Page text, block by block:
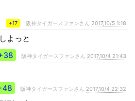
+17 阪神タイガースファンさん 2017,10/5 1:18
よっと
阪神タイガースファンさん 2017,10/4 21:43
阪神タイガースファンさん 2017,10/4 22:32